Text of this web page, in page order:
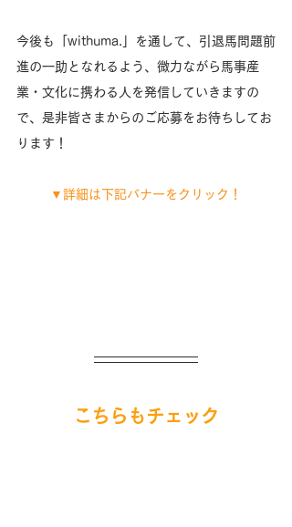
今後も「withuma.」を通して、引退馬問題前
進の一助となれるよう、微力ながら馬事産
業・文化に携わる人を発信していきますの
で、是非皆さまからのご応募をお待ちしてお
ります！
▼詳細は下記バナーをクリック！
こちらもチェック